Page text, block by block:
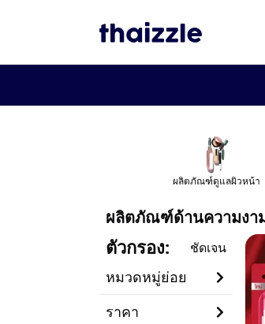
ผลิตภัณฑ์ดูแลผิวหน้า
ผลิตภัณฑ์ด้านความงา
ตัวกรอง: ชัดเจน
หมวดหมู่ย่อย
ราคา